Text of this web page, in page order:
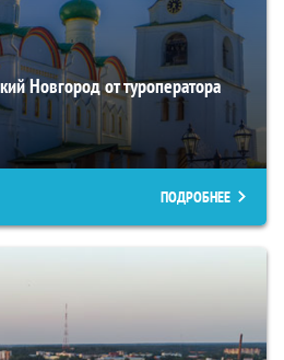
Новгород от туроператора
ПОДРОБНЕЕ